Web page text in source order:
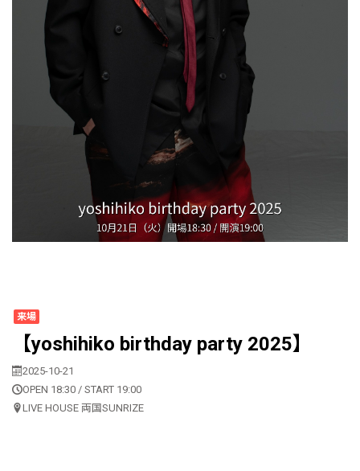
来場
【yoshihiko birthday party 2025】
2025-10-21
OPEN 18:30 / START 19:00
LIVE HOUSE 両国SUNRIZE